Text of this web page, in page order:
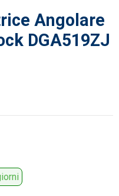
Angolare
DGA519ZJ